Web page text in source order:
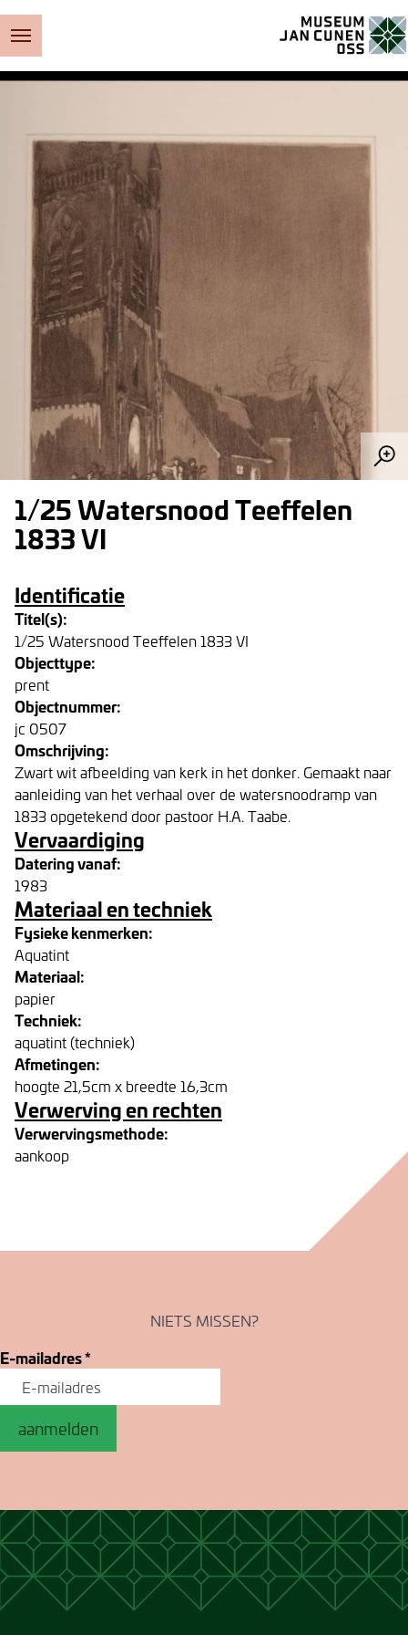
1/25 Watersnood Teeffelen
1833 VI
Identificatie
Titel(s):
1/25 Watersnood Teeffelen 1833 VI
Objecttype:
prent
Objectnummer:
jc 0507
Omschrijving:
Zwart wit afbeelding van kerk in het donker. Gemaakt naar
aanleiding van het verhaal over de watersnoodramp van
1833 opgetekend door pastoor H.A. Taabe.
Vervaardiging
Datering vanaf:
1983
Materiaal en techniek
Fysieke kenmerken:
Aquatint
Materiaal:
papier
Techniek:
aquatint (techniek)
Afmetingen:
hoogte 21,5cm x breedte 16,3cm
Verwerving en rechten
Verwervingsmethode:
aankoop
NIETS MISSEN?
E-mailadres*
aanmelden